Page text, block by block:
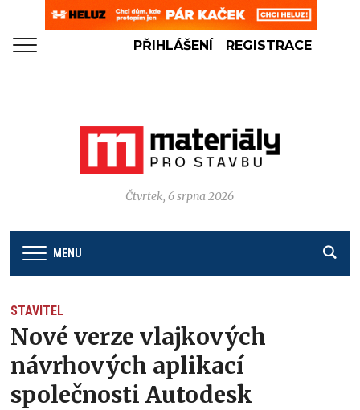
PŘIHLÁŠENÍ REGISTRACE
Čtvrtek, 6 srpna 2026
MENU
STAVITEL
Nové verze vlajkových
návrhových aplikací
společnosti Autodesk